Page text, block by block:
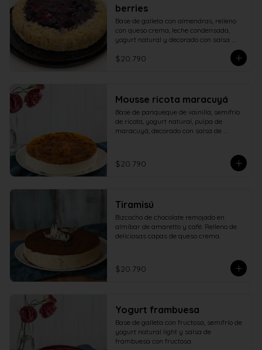
berries
Base de galleta con almendras, relleno
con queso crema, leche condensada,
yogurt natural y decorado con salsa
$20.790
Mousse ricota maracuyá
Base de panqueque de vainilla, semifrío
de ricota, yogurt natural, pulpa de
maracuyá, decorado con salsa de
$20.790
Tiramisú
Bizcocho de chocolate remojado en
almíbar de amaretto y café. Relleno de
deliciosas capas de queso crema.
$20.790
Yogurt frambuesa
Base de galleta con fructosa, semifrío de
yogurt natural light y salsa de
frambuesa con fructosa.